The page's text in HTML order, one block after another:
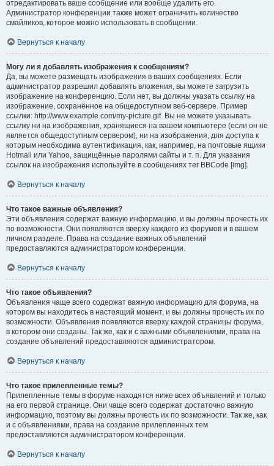
отредактировать ваше сообщение или вообще удалить его.
Администратор конференции также может ограничить количество
смайликов, которое можно использовать в сообщении.
Вернуться к началу
Могу ли я добавлять изображения к сообщениям?
Да, вы можете размещать изображения в ваших сообщениях. Если
администратор разрешил добавлять вложения, вы можете загрузить
изображение на конференцию. Если нет, вы должны указать ссылку на
изображение, сохранённое на общедоступном веб-сервере. Пример
ссылки: http://www.example.com/my-picture.gif. Вы не можете указывать
ссылку ни на изображения, хранящиеся на вашем компьютере (если он не
является общедоступным сервером), ни на изображения, для доступа к
которым необходима аутентификация, как, например, на почтовые ящики
Hotmail или Yahoo, защищённые паролями сайты и т. п. Для указания
ссылок на изображения используйте в сообщениях тег BBCode [img].
Вернуться к началу
Что такое важные объявления?
Эти объявления содержат важную информацию, и вы должны прочесть их
по возможности. Они появляются вверху каждого из форумов и в вашем
личном разделе. Права на создание важных объявлений
предоставляются администратором конференции.
Вернуться к началу
Что такое объявления?
Объявления чаще всего содержат важную информацию для форума, на
котором вы находитесь в настоящий момент, и вы должны прочесть их по
возможности. Объявления появляются вверху каждой страницы форума,
в котором они созданы. Так же, как и с важными объявлениями, права на
создание объявлений предоставляются администратором.
Вернуться к началу
Что такое прилепленные темы?
Прилепленные темы в форуме находятся ниже всех объявлений и только
на его первой странице. Они чаще всего содержат достаточно важную
информацию, поэтому вы должны прочесть их по возможности. Так же, как
и с объявлениями, права на создание прилепленных тем
предоставляются администратором конференции.
Вернуться к началу